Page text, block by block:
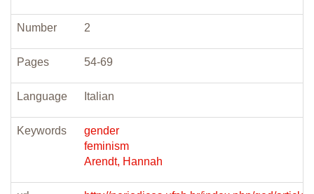
Number 2
Pages 54-69
Language Italian
Keywords
gender
feminism
Arendt, Hannah